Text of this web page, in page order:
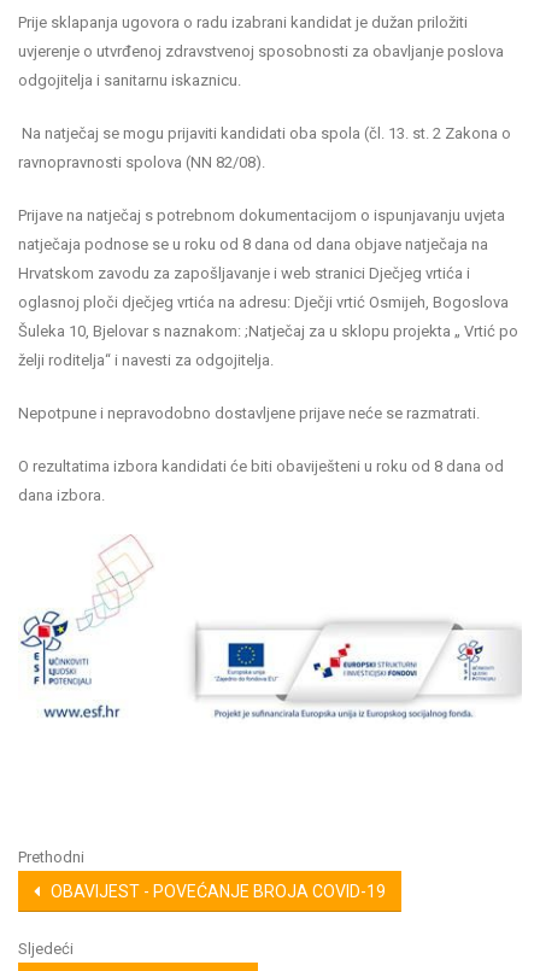
Prije sklapanja ugovora o radu izabrani kandidat je dužan priložiti
uvjerenje o utvrđenoj zdravstvenoj sposobnosti za obavljanje poslova
odgojitelja i sanitarnu iskaznicu.
Na natječaj se mogu prijaviti kandidati oba spola (čl. 13. st. 2 Zakona o
ravnopravnosti spolova (NN 82/08).
Prijave na natječaj s potrebnom dokumentacijom o ispunjavanju uvjeta
natječaja podnose se u roku od 8 dana od dana objave natječaja na
Hrvatskom zavodu za zapošljavanje i web stranici Dječjeg vrtića i
oglasnoj ploči dječjeg vrtića na adresu: Dječji vrtić Osmijeh, Bogoslova
Šuleka 10, Bjelovar s naznakom: ;Natječaj za u sklopu projekta „ Vrtić po
želji roditelja“ i navesti za odgojitelja.
Nepotpune i nepravodobno dostavljene prijave neće se razmatrati.
O rezultatima izbora kandidati će biti obaviješteni u roku od 8 dana od
dana izbora.
Prethodni
OBAVIJEST - POVEĆANJE BROJA COVID-19
Sljedeći